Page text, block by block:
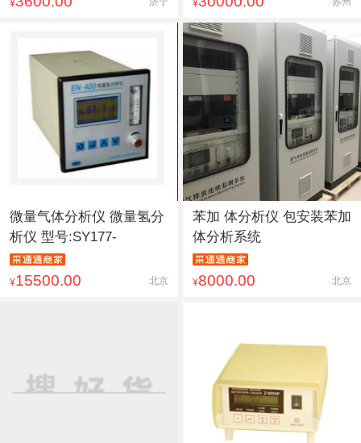
¥ ¥
微量气体分析仪 微量氢分
析仪 型号:SY177-
¥15500.00 北京
苯加 体分析仪 包安装苯加
体分析系统
¥8000.00 北京